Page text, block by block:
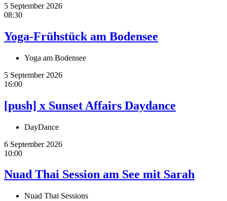
5 September 2026
08:30
Yoga-Frühstück am Bodensee
Yoga am Bodensee
5 September 2026
16:00
[push] x Sunset Affairs Daydance
DayDance
6 September 2026
10:00
Nuad Thai Session am See mit Sarah
Nuad Thai Sessions